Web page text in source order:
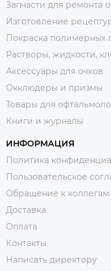
Запчасти для ремонта
Изготовление
Покраска полимерных
Растворы, жидкости,
Аксессуары для очков
Окклюдеры и призмы
Товары для
Книги и журналы
ИНФОРМАЦИЯ
Политика
Пользовательское
Обращение к
Доставка
Оплата
Контакты
Написать директору